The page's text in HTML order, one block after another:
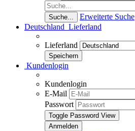
Suche...
Erweiterte Suche
Deutschland Lieferland
Lieferland
Kundenlogin
Kundenlogin
E-Mail
Passwort
Toggle Password View